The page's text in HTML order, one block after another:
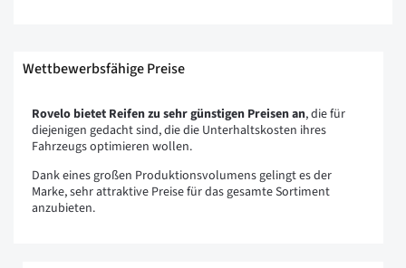
Wettbewerbsfähige Preise
Rovelo bietet Reifen zu sehr günstigen Preisen an, die für
diejenigen gedacht sind, die die Unterhaltskosten ihres
Fahrzeugs optimieren wollen.
Dank eines großen Produktionsvolumens gelingt es der
Marke, sehr attraktive Preise für das gesamte Sortiment
anzubieten.